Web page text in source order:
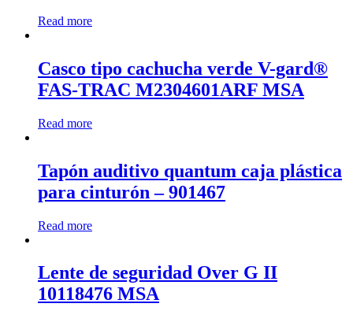
Read more
Casco tipo cachucha verde V-gard®
FAS-TRAC M2304601ARF MSA
Read more
Tapón auditivo quantum caja plástica
para cinturón – 901467
Read more
Lente de seguridad Over G II
10118476 MSA